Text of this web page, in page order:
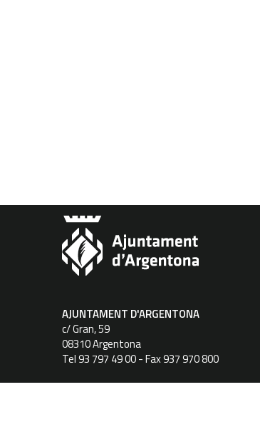
AJUNTAMENT D'ARGENTONA
c/ Gran, 59
08310 Argentona
Tel 93 797 49 00 - Fax 937 970 800